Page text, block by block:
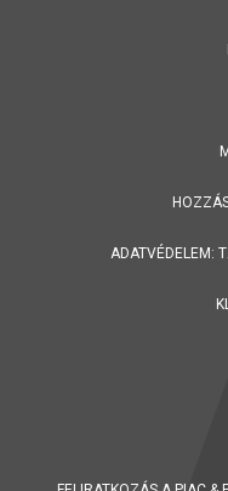
ADATVÉDELEM: